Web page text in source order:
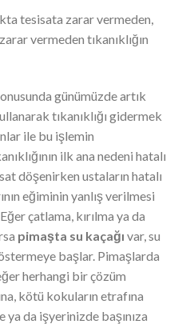
tesisata zarar vermeden,
vermeden tıkanıklığın
günümüzde artık
tıkanıklığı gidermek
ile bu işlemin
ilk ana nedeni hatalı
döşenirken ustaların hatalı
eğiminin yanlış verilmesi
çatlama, kırılma ya da
pimaşta su kaçağı var, su
başlar. Pimaşlarda
herhangi bir çözüm
kötü kokuların etrafına
ya da işyerinizde başınıza